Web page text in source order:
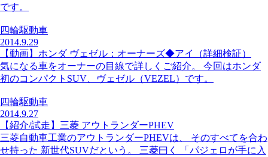
です。
四輪駆動車
2014.9.29
【動画】ホンダ ヴェゼル：オーナーズ◆アイ（詳細検証）
気になる車をオーナーの目線で詳しくご紹介。 今回はホンダ
初のコンパクトSUV、ヴェゼル（VEZEL）です。
四輪駆動車
2014.9.27
【紹介/試走】三菱 アウトランダーPHEV
三菱自動車工業のアウトランダーPHEVは、 そのすべてを合わ
せ持った 新世代SUVだという。 三菱曰く 「パジェロが手に入